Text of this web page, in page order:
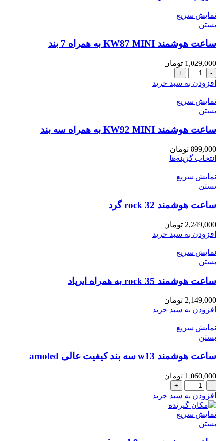
ultra3
عدد
نمایش سریع
بستن
ساعت هوشمند KW87 MINI به همراه 7 بند
1,029,000 تومان
ساعت
هوشمند
KW87
MINI
به
همراه
7
بند
عدد
افزودن به سبد خرید
نمایش سریع
بستن
ساعت هوشمند KW92 MINI به همراه سه بند
899,000 تومان
انتخاب گزینه‌ها
نمایش سریع
بستن
ساعت هوشمند rock 32 گرد
2,249,000 تومان
افزودن به سبد خرید
نمایش سریع
بستن
ساعت هوشمند rock 35 به همراه ایرپاد
2,149,000 تومان
افزودن به سبد خرید
نمایش سریع
بستن
ساعت هوشمند w13 سه بند کیفیت عالی amoled
1,060,000 تومان
ساعت
هوشمند
w13
سه
بند
کیفیت
افزودن به سبد خرید
نمایش سریع
بستن